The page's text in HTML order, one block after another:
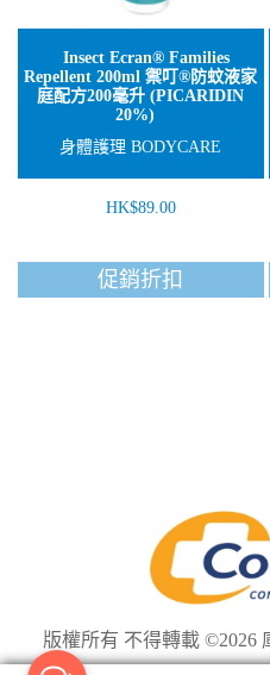
Insect Ecran® Families
Repellent 200ml 禦叮®防蚊液家
庭配方200毫升 (PICARIDIN
20%)
身體護理 BODYCARE
HK$89.00
促銷折扣
版權所有 不得轉載 ©2026